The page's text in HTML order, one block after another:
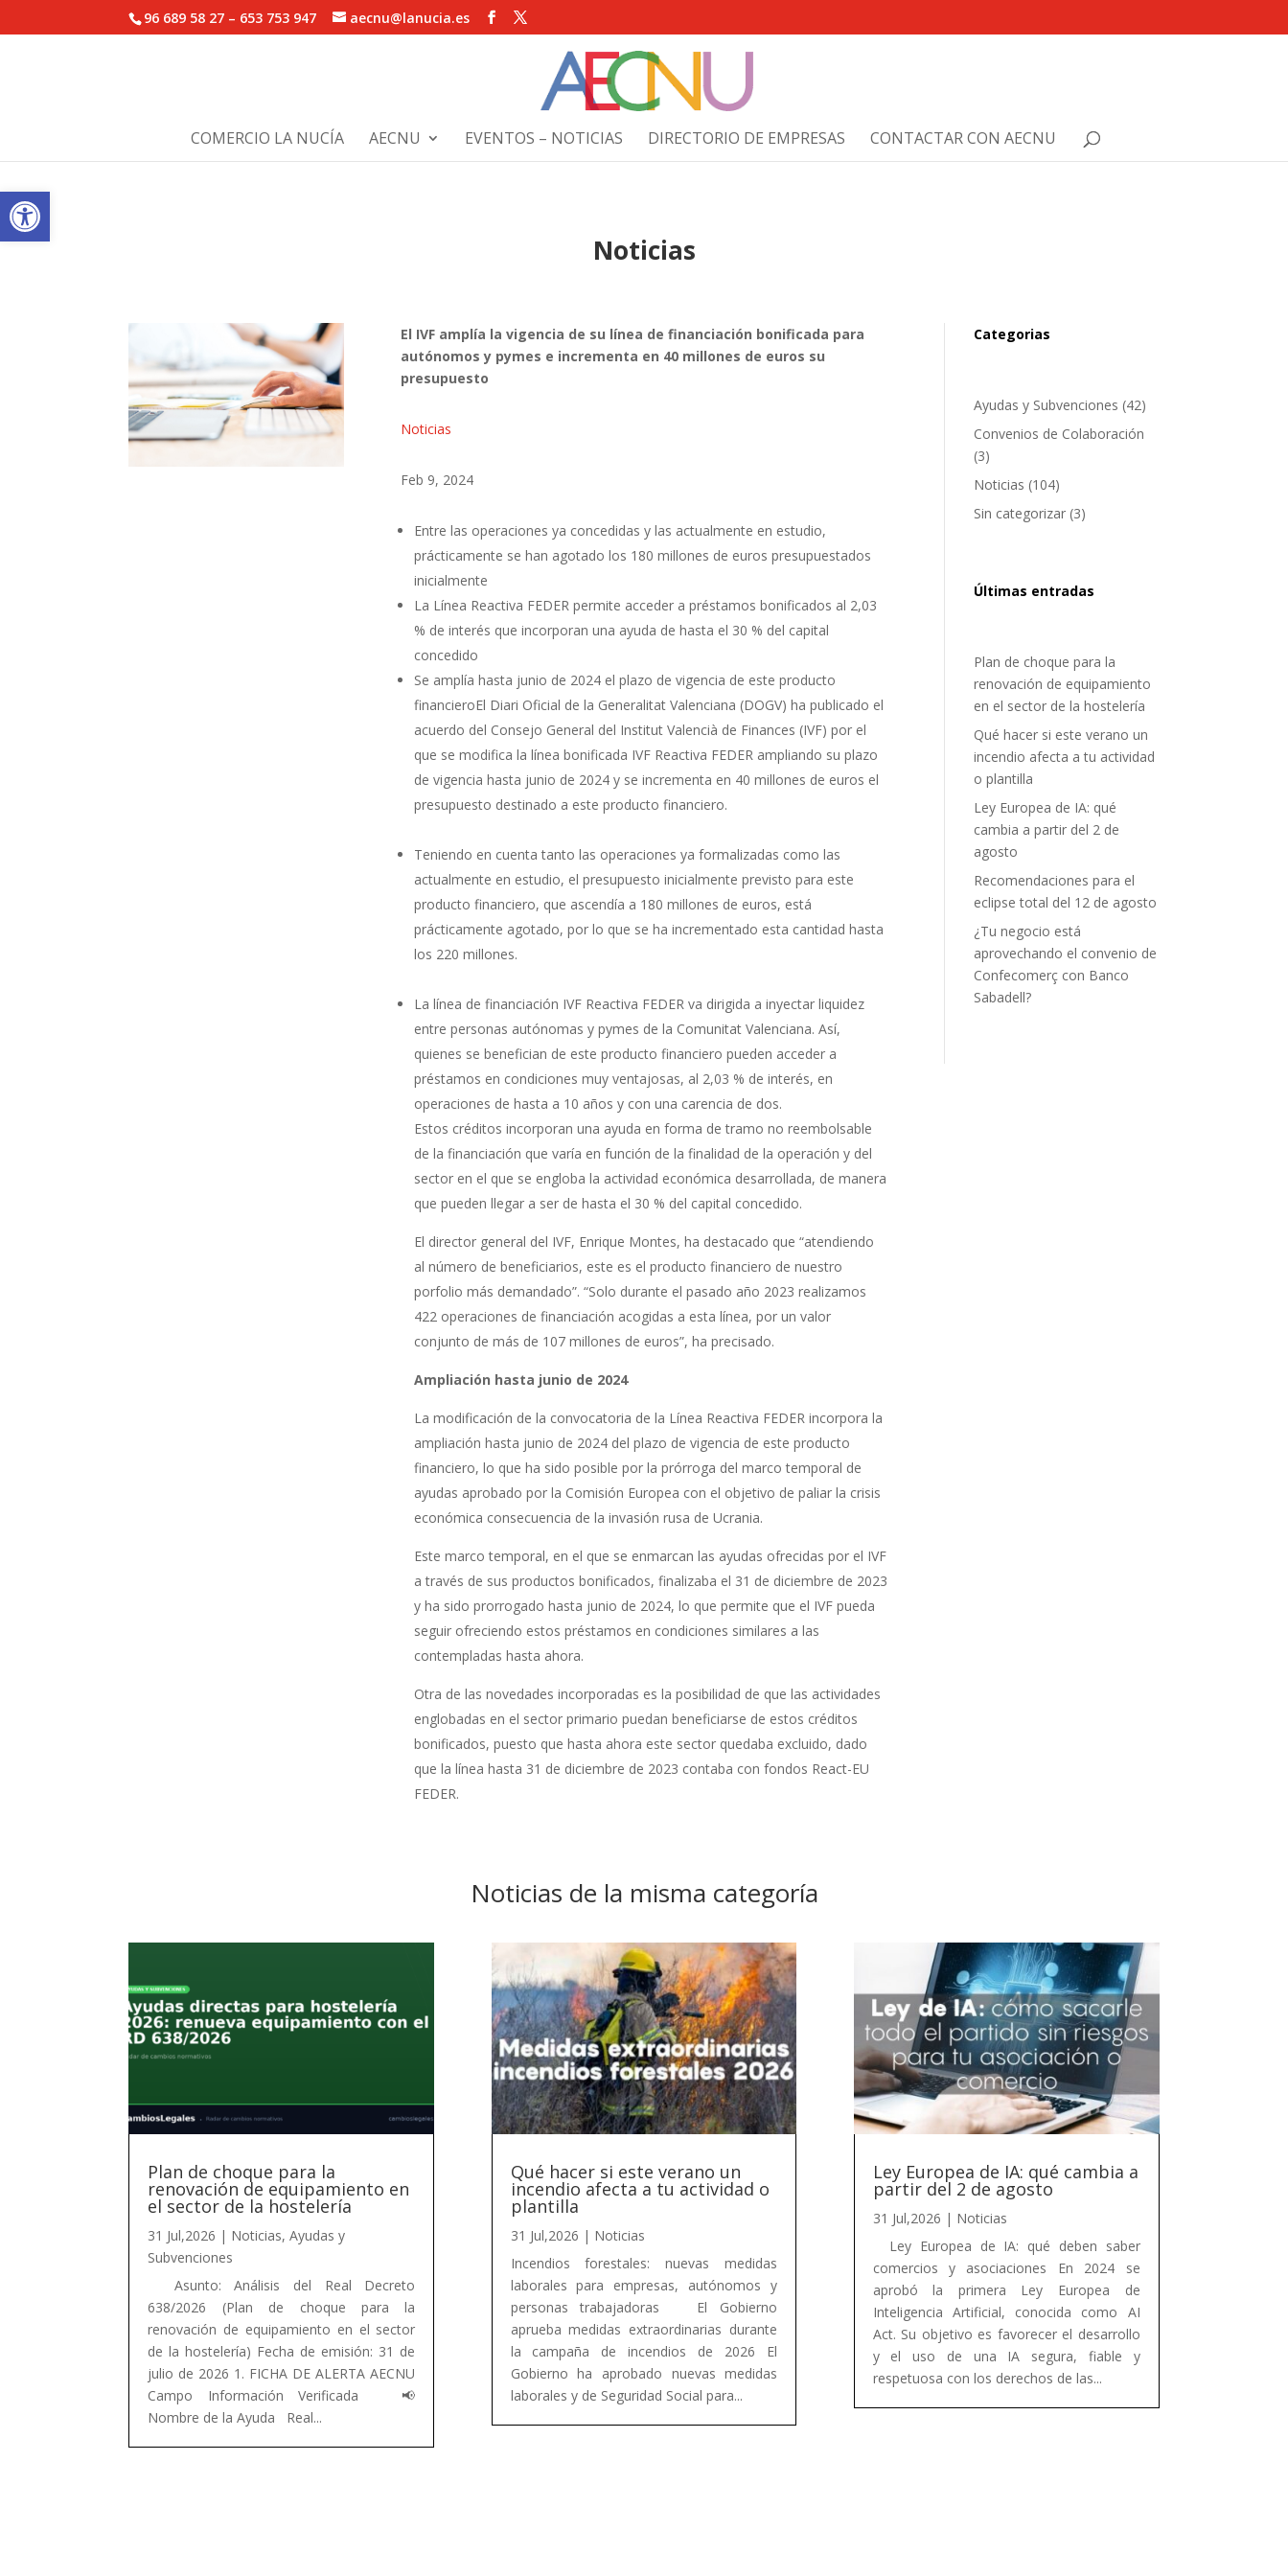
Abrir barra de herramientas
96 689 58 27 – 653 753 947 aecnu@lanucia.es
COMERCIO LA NUCÍA AECNU EVENTOS – NOTICIAS DIRECTORIO DE EMPRESAS CONTACTAR CON AECNU
Noticias
El IVF amplía la vigencia de su línea de financiación bonificada para
autónomos y pymes e incrementa en 40 millones de euros su
presupuesto
Noticias
Feb 9, 2024
Entre las operaciones ya concedidas y las actualmente en estudio,
prácticamente se han agotado los 180 millones de euros presupuestados
inicialmente
La Línea Reactiva FEDER permite acceder a préstamos bonificados al 2,03
% de interés que incorporan una ayuda de hasta el 30 % del capital
concedido
Se amplía hasta junio de 2024 el plazo de vigencia de este producto
financieroEl Diari Oficial de la Generalitat Valenciana (DOGV) ha publicado el
acuerdo del Consejo General del Institut Valencià de Finances (IVF) por el
que se modifica la línea bonificada IVF Reactiva FEDER ampliando su plazo
de vigencia hasta junio de 2024 y se incrementa en 40 millones de euros el
presupuesto destinado a este producto financiero.
Teniendo en cuenta tanto las operaciones ya formalizadas como las
actualmente en estudio, el presupuesto inicialmente previsto para este
producto financiero, que ascendía a 180 millones de euros, está
prácticamente agotado, por lo que se ha incrementado esta cantidad hasta
los 220 millones.
La línea de financiación IVF Reactiva FEDER va dirigida a inyectar liquidez
entre personas autónomas y pymes de la Comunitat Valenciana. Así,
quienes se benefician de este producto financiero pueden acceder a
préstamos en condiciones muy ventajosas, al 2,03 % de interés, en
operaciones de hasta a 10 años y con una carencia de dos.
Estos créditos incorporan una ayuda en forma de tramo no reembolsable
de la financiación que varía en función de la finalidad de la operación y del
sector en el que se engloba la actividad económica desarrollada, de manera
que pueden llegar a ser de hasta el 30 % del capital concedido.
El director general del IVF, Enrique Montes, ha destacado que “atendiendo
al número de beneficiarios, este es el producto financiero de nuestro
porfolio más demandado”. “Solo durante el pasado año 2023 realizamos
422 operaciones de financiación acogidas a esta línea, por un valor
conjunto de más de 107 millones de euros”, ha precisado.
Ampliación hasta junio de 2024
La modificación de la convocatoria de la Línea Reactiva FEDER incorpora la
ampliación hasta junio de 2024 del plazo de vigencia de este producto
financiero, lo que ha sido posible por la prórroga del marco temporal de
ayudas aprobado por la Comisión Europea con el objetivo de paliar la crisis
económica consecuencia de la invasión rusa de Ucrania.
Este marco temporal, en el que se enmarcan las ayudas ofrecidas por el IVF
a través de sus productos bonificados, finalizaba el 31 de diciembre de 2023
y ha sido prorrogado hasta junio de 2024, lo que permite que el IVF pueda
seguir ofreciendo estos préstamos en condiciones similares a las
contempladas hasta ahora.
Otra de las novedades incorporadas es la posibilidad de que las actividades
englobadas en el sector primario puedan beneficiarse de estos créditos
bonificados, puesto que hasta ahora este sector quedaba excluido, dado
que la línea hasta 31 de diciembre de 2023 contaba con fondos React-EU
FEDER.
Categorias
Ayudas y Subvenciones (42)
Convenios de Colaboración
(3)
Noticias (104)
Sin categorizar (3)
Últimas entradas
Plan de choque para la
renovación de equipamiento
en el sector de la hostelería
Qué hacer si este verano un
incendio afecta a tu actividad
o plantilla
Ley Europea de IA: qué
cambia a partir del 2 de
agosto
Recomendaciones para el
eclipse total del 12 de agosto
¿Tu negocio está
aprovechando el convenio de
Confecomerç con Banco
Sabadell?
Noticias de la misma categoría
Plan de choque para la
renovación de equipamiento en
el sector de la hostelería
31 Jul,2026 | Noticias,Ayudas y
Subvenciones
Asunto: Análisis del Real Decreto
638/2026 (Plan de choque para la
renovación de equipamiento en el sector
de la hostelería) Fecha de emisión: 31 de
julio de 2026 1. FICHA DE ALERTA AECNU
Campo Información Verificada 📢
Nombre de la Ayuda Real...
Qué hacer si este verano un
incendio afecta a tu actividad o
plantilla
31 Jul,2026 | Noticias
Incendios forestales: nuevas medidas
laborales para empresas, autónomos y
personas trabajadoras El Gobierno
aprueba medidas extraordinarias durante
la campaña de incendios de 2026 El
Gobierno ha aprobado nuevas medidas
laborales y de Seguridad Social para...
Ley Europea de IA: qué cambia a
partir del 2 de agosto
31 Jul,2026 | Noticias
Ley Europea de IA: qué deben saber
comercios y asociaciones En 2024 se
aprobó la primera Ley Europea de
Inteligencia Artificial, conocida como AI
Act. Su objetivo es favorecer el desarrollo
y el uso de una IA segura, fiable y
respetuosa con los derechos de las...